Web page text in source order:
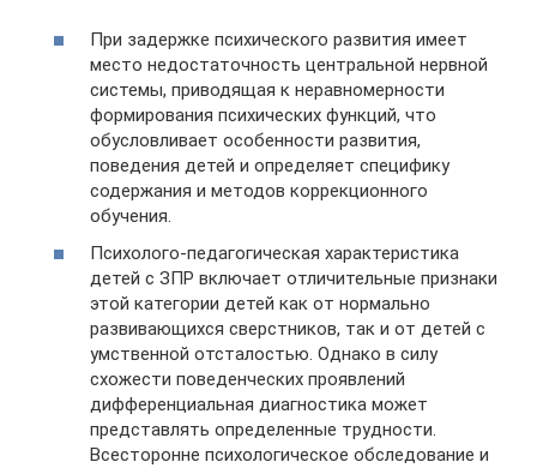
При задержке психического развития имеет
место недостаточность центральной нервной
системы, приводящая к неравномерности
формирования психических функций, что
обусловливает особенности развития,
поведения детей и определяет специфику
содержания и методов коррекционного
обучения.
Психолого-педагогическая характеристика
детей с ЗПР включает отличительные признаки
этой категории детей как от нормально
развивающихся сверстников, так и от детей с
умственной отсталостью. Однако в силу
схожести поведенческих проявлений
дифференциальная диагностика может
представлять определенные трудности.
Всесторонне психологическое обследование и